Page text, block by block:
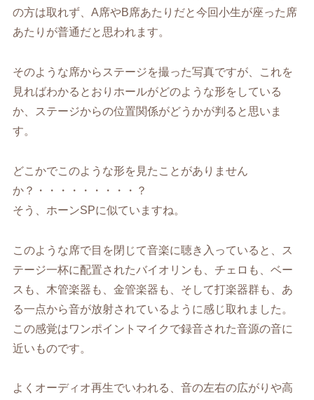
の方は取れず、A席やB席あたりだと今回小生が座った席
あたりが普通だと思われます。
そのような席からステージを撮った写真ですが、これを
見ればわかるとおりホールがどのような形をしている
か、ステージからの位置関係がどうかが判ると思いま
す。
どこかでこのような形を見たことがありません
か？・・・・・・・・・？
そう、ホーンSPに似ていますね。
このような席で目を閉じて音楽に聴き入っていると、ス
テージ一杯に配置されたバイオリンも、チェロも、ベー
スも、木管楽器も、金管楽器も、そして打楽器群も、あ
る一点から音が放射されているように感じ取れました。
この感覚はワンポイントマイクで録音された音源の音に
近いものです。
よくオーディオ再生でいわれる、音の左右の広がりや高